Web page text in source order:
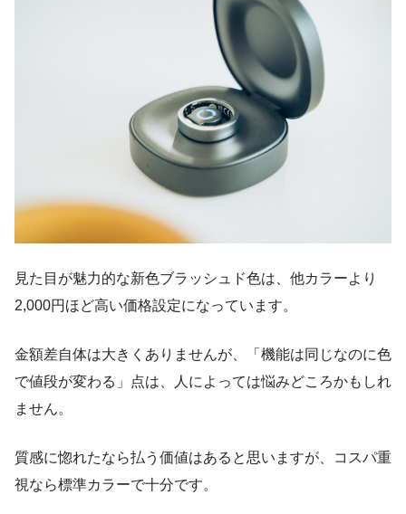
見た目が魅力的な新色ブラッシュド色は、他カラーより
2,000円ほど高い価格設定になっています。
金額差自体は大きくありませんが、「機能は同じなのに色
で値段が変わる」点は、人によっては悩みどころかもしれ
ません。
質感に惚れたなら払う価値はあると思いますが、コスパ重
視なら標準カラーで十分です。